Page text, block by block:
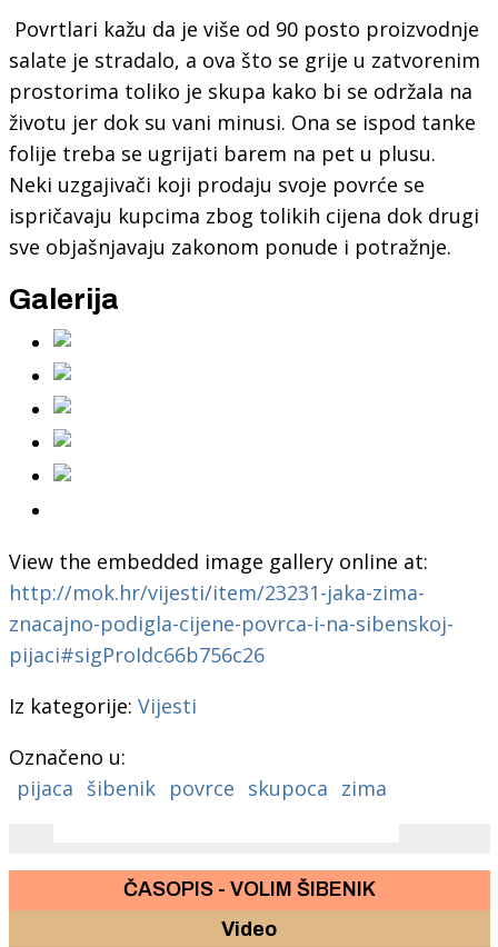
Povrtlari kažu da je više od 90 posto proizvodnje
salate je stradalo, a ova što se grije u zatvorenim
prostorima toliko je skupa kako bi se održala na
životu jer dok su vani minusi. Ona se ispod tanke
folije treba se ugrijati barem na pet u plusu.
Neki uzgajivači koji prodaju svoje povrće se
ispričavaju kupcima zbog tolikih cijena dok drugi
sve objašnjavaju zakonom ponude i potražnje.
Galerija
View the embedded image gallery online at:
http://mok.hr/vijesti/item/23231-jaka-zima-
znacajno-podigla-cijene-povrca-i-na-sibenskoj-
pijaci#sigProIdc66b756c26
Iz kategorije: Vijesti
Označeno u:
pijaca šibenik povrce skupoca zima
ČASOPIS - VOLIM ŠIBENIK
Video